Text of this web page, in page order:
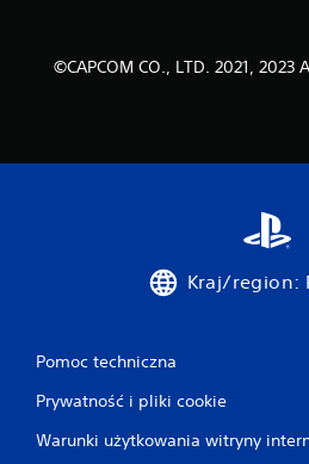
©CAPCOM CO., LTD. 2021, 2023
Kraj/region:
Pomoc techniczna
Prywatność i pliki cookie
Warunki użytkowania witryny